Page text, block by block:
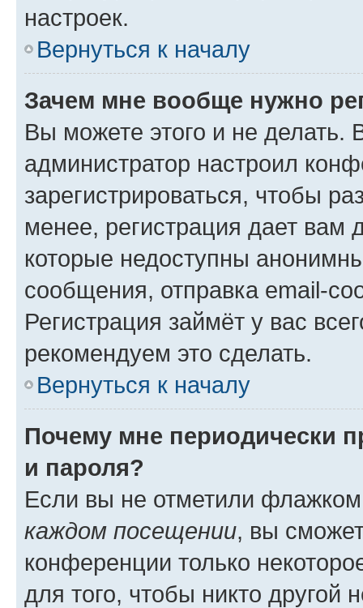
настроек.
Вернуться к началу
Зачем мне вообще нужно
Вы можете этого и не делать.
администратор настроил
зарегистрироваться, чтобы
менее, регистрация дает вам
которые недоступны
сообщения, отправка email-
Регистрация займёт у вас
рекомендуем это сделать.
Вернуться к началу
Почему мне периодически
и пароля?
Если вы не отметили
каждом посещении, вы
конференции только
для того, чтобы никто другой